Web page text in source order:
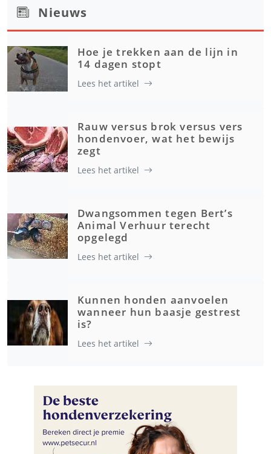
Nieuws
Hoe je trekken aan de lijn in
14 dagen stopt
Lees het artikel
Rauw versus brok versus vers
hondenvoer, wat het bewijs
zegt
Lees het artikel
Dwangsommen tegen Bert’s
Animal Verhuur terecht
opgelegd
Lees het artikel
Kunnen honden aanvoelen
wanneer hun baasje gestrest
is?
Lees het artikel